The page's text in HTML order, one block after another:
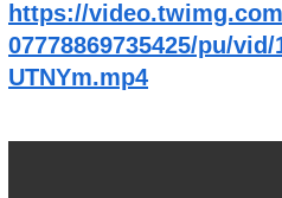
https://
07778869735425/pu/
UTNYm.mp4